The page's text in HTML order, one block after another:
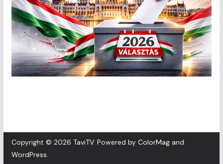
Copyright © 2026 TaviTV. Powered by ColorMagand
WordPress.